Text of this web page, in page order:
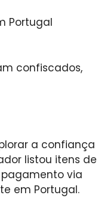
Portugal
confiscados,
a confiança
listou itens de
via
em Portugal.